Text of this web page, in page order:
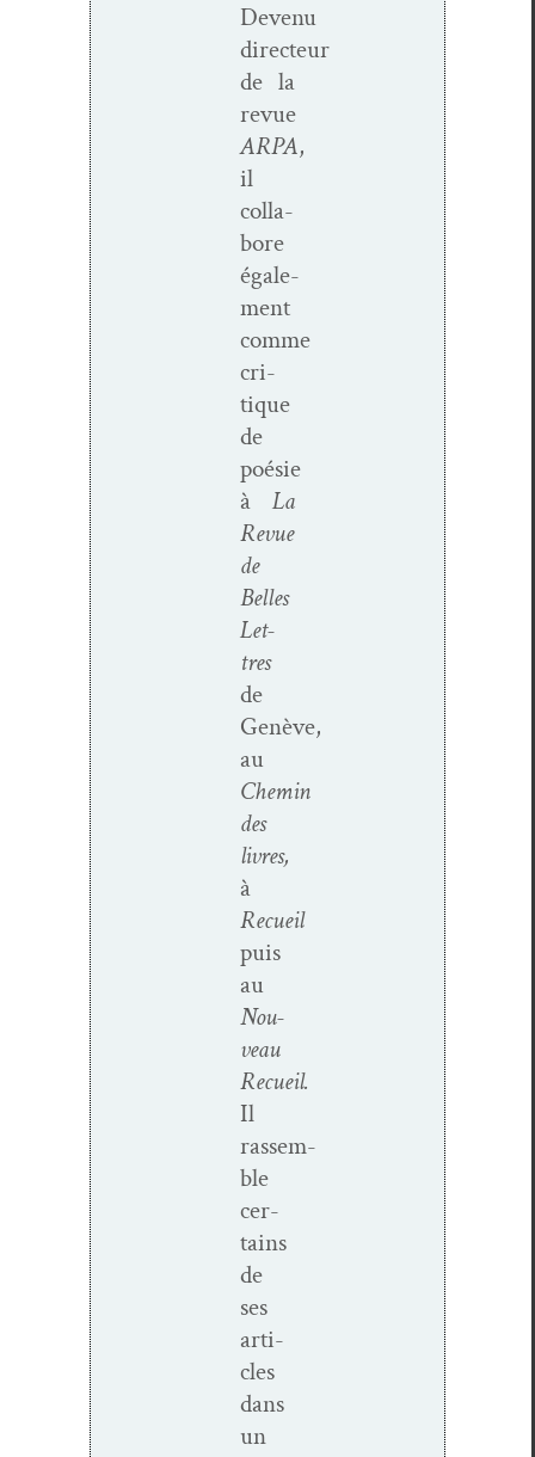
Devenu
directeur
de la
revue
ARPA,
il
col­la­
bore
égale­
ment
comme
cri­
tique
de
poésie
à La
Revue
de
Belles
Let­
tres
de
Genève,
au
Chemin
des
livres,
à
Recueil
puis
au
Nou­
veau
Recueil.
Il
rassem­
ble
cer­
tains
de
ses
arti­
cles
dans
un